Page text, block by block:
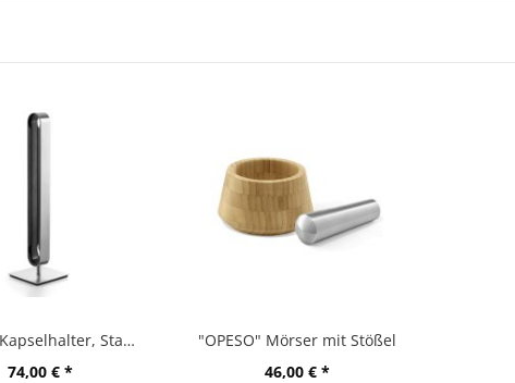
"CURO" Kapselhalter, Stand
74,00 € *
"OPESO" Mörser mit Stößel
46,00 € *